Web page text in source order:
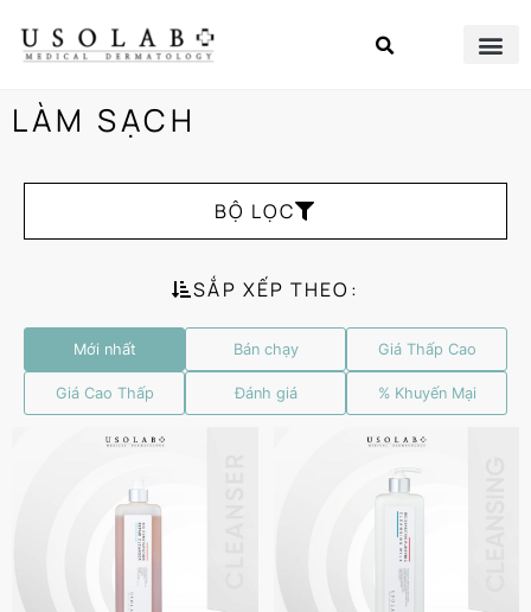
LÀM SẠCH
BỘ LỌC
SẮP XẾP THEO:
Mới nhất Bán chạy Giá Thấp Cao
Giá Cao Thấp Đánh giá % Khuyến Mại